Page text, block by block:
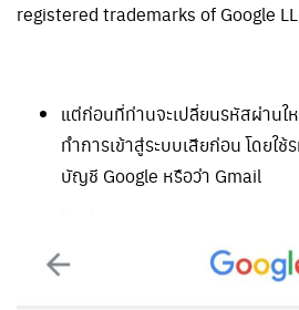
registered trademarks of Google
แต่ก่อนที่ท่านจะเปลี่ยนรหัสผ่านใ
ทำการเข้าสู่ระบบเสียก่อน โดยใช้
บัญชี Google หรือว่า Gmail